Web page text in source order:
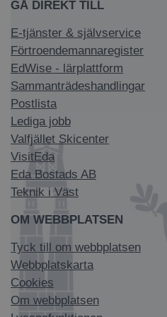
GÅ DIREKT TILL
E-tjänster & självservice
Förtroendemannaregister
EdWise - lärplattform
Sammanträdeshandlingar
Postlista
Lediga jobb
Valfjället Skicenter
VisitEda
Eda Bostads AB
Teknik i Väst
OM WEBBPLATSEN
Tyck till om webbplatsen
Webbplatskarta
Cookies
Om webbplatsen